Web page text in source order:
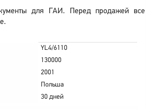
для ГАИ. Перед продажей все
YL4/6110
130000
2001
Польша
30 дней